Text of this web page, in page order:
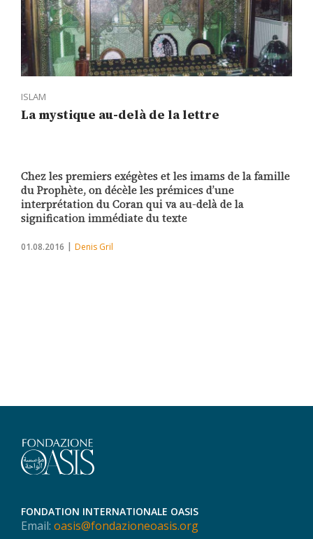
ISLAM
La mystique au-delà de la lettre
Chez les premiers exégètes et les imams de la famille
du Prophète, on décèle les prémices d’une
interprétation du Coran qui va au-delà de la
signification immédiate du texte
01.08.2016 Denis Gril
FONDATION INTERNATIONALE OASIS
Email: oasis@fondazioneoasis.org